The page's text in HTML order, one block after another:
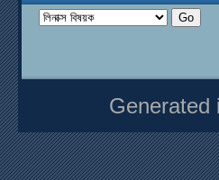
Generated